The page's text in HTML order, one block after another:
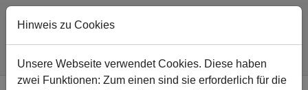
Zum Hauptinhalt springen
Sie sind hier:
Südschule Nachricht
Hinweis zu Cookies
Unsere Webseite verwendet Cookies. Diese haben
zwei Funktionen: Zum einen sind sie erforderlich für die